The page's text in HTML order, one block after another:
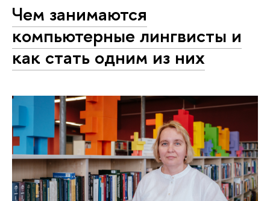
Чем занимаются
компьютерные лингвисты и
как стать одним из них